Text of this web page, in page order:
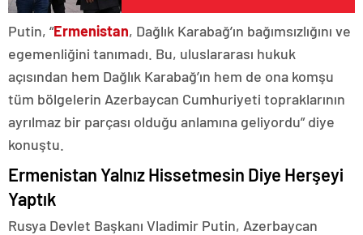
Putin, “Ermenistan, Dağlık Karabağ’ın bağımsızlığını ve
egemenliğini tanımadı. Bu, uluslararası hukuk
açısından hem Dağlık Karabağ’ın hem de ona komşu
tüm bölgelerin Azerbaycan Cumhuriyeti topraklarının
ayrılmaz bir parçası olduğu anlamına geliyordu” diye
konuştu.
Ermenistan Yalnız Hissetmesin Diye Herşeyi
Yaptık
Rusya Devlet Başkanı Vladimir Putin, Azerbaycan